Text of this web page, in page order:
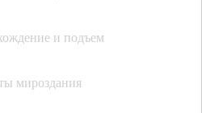
и подъем
мироздания